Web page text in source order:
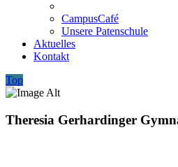
CampusCafé
Unsere Patenschule
Aktuelles
Kontakt
Top
Theresia Gerhardinger